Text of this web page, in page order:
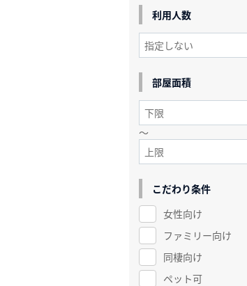
利用人数
部屋面積
～
こだわり条件
女性向け
ファミリー向け
同棲向け
ペット可